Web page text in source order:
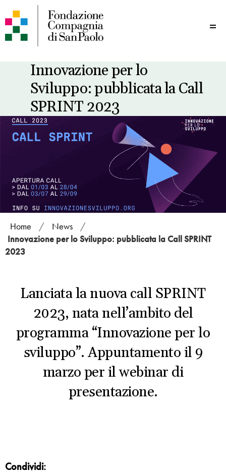
Innovazione per lo
Sviluppo: pubblicata la Call
SPRINT 2023
Home / News
/
Innovazione per lo Sviluppo: pubblicata la Call SPRINT
2023
Lanciata la nuova call SPRINT
2023, nata nell’ambito del
programma “Innovazione per lo
sviluppo”. Appuntamento il 9
marzo per il webinar di
presentazione.
Condividi: